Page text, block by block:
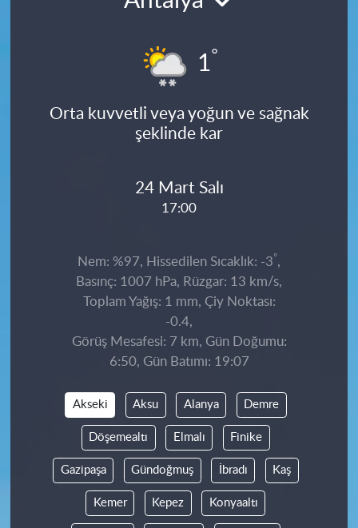
1°
Orta kuvvetli veya yoğun ve sağnak
şeklinde kar
24 Mart Salı
17:00
Nem: %97, Hissedilen Sıcaklık: -3°,
Basınç: 1007 hPa, Rüzgar: 13 km/s,
Toplam Yağış: 1 mm, Çiy Noktası:
-0.4,
Görüş Mesafesi: 7 km, Gün Doğumu:
6:50, Gün Batımı: 19:07
Akseki Aksu Alanya Demre
Döşemealtı Elmalı Finike
Gazipaşa Gündoğmuş İbradı Kaş
Kemer Kepez Konyaaltı